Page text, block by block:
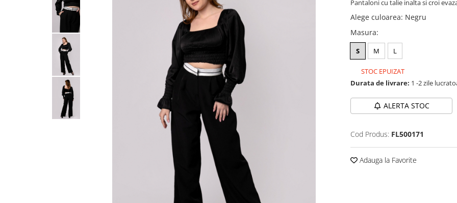
Pantaloni cu talie inalta si croi
Alege culoarea: Negru
Masura:
S M L
STOC EPUIZAT
Durata de livrare: 1 -2 zile
ALERTA STOC
Cod Produs: FL500171
Adauga la Favorite